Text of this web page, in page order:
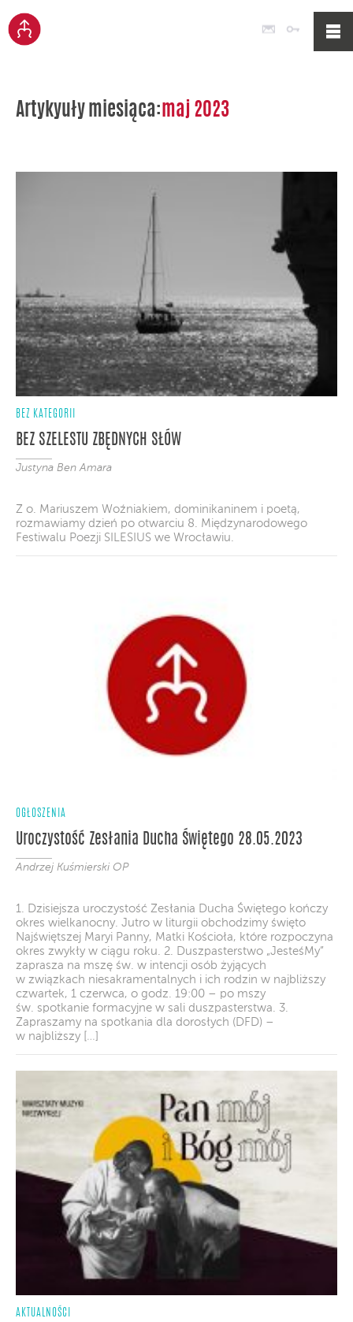
Poczta
Artykyuły miesiąca: maj 2023
BEZ KATEGORII
BEZ SZELESTU ZBĘDNYCH SŁÓW
Justyna Ben Amara
Z o. Mariuszem Woźniakiem, dominikaninem i poetą,
rozmawiamy dzień po otwarciu 8. Międzynarodowego
Festiwalu Poezji SILESIUS we Wrocławiu.
OGŁOSZENIA
Uroczystość Zesłania Ducha Świętego 28.05.2023
Andrzej Kuśmierski OP
1. Dzisiejsza uroczystość Zesłania Ducha Świętego kończy
okres wielkanocny. Jutro w liturgii obchodzimy święto
Najświętszej Maryi Panny, Matki Kościoła, które rozpoczyna
okres zwykły w ciągu roku. 2. Duszpasterstwo „JesteśMy”
zaprasza na mszę św. w intencji osób żyjących
w związkach niesakramentalnych i ich rodzin w najbliższy
czwartek, 1 czerwca, o godz. 19:00 – po mszy
św. spotkanie formacyjne w sali duszpasterstwa. 3.
Zapraszamy na spotkania dla dorosłych (DFD) –
w najbliższy […]
AKTUALNOŚCI